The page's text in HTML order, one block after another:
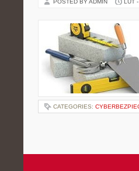
POSTED BY ADMIN LUT
CATEGORIES: